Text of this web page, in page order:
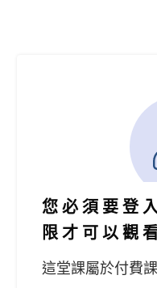
您必須要登
限才可以觀
這堂課屬於付費課